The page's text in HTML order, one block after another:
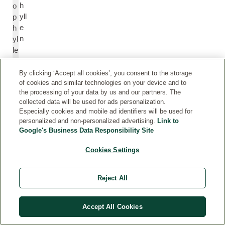
o
p
h
yl
le
n
h
yll
e
n
C
a
m
p
v
By clicking ‘Accept all cookies’, you consent to the storage
of cookies and similar technologies on your device and to
the processing of your data by us and our partners. The
collected data will be used for ads personalization.
Especially cookies and mobile ad identifiers will be used for
personalized and non-personalized advertising. Link to
Google's Business Data Responsibility Site
Cookies Settings
Reject All
Accept All Cookies